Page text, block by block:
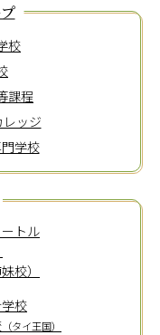
校
課程
レッジ
学校
トル
校）
校
（タイ王国）